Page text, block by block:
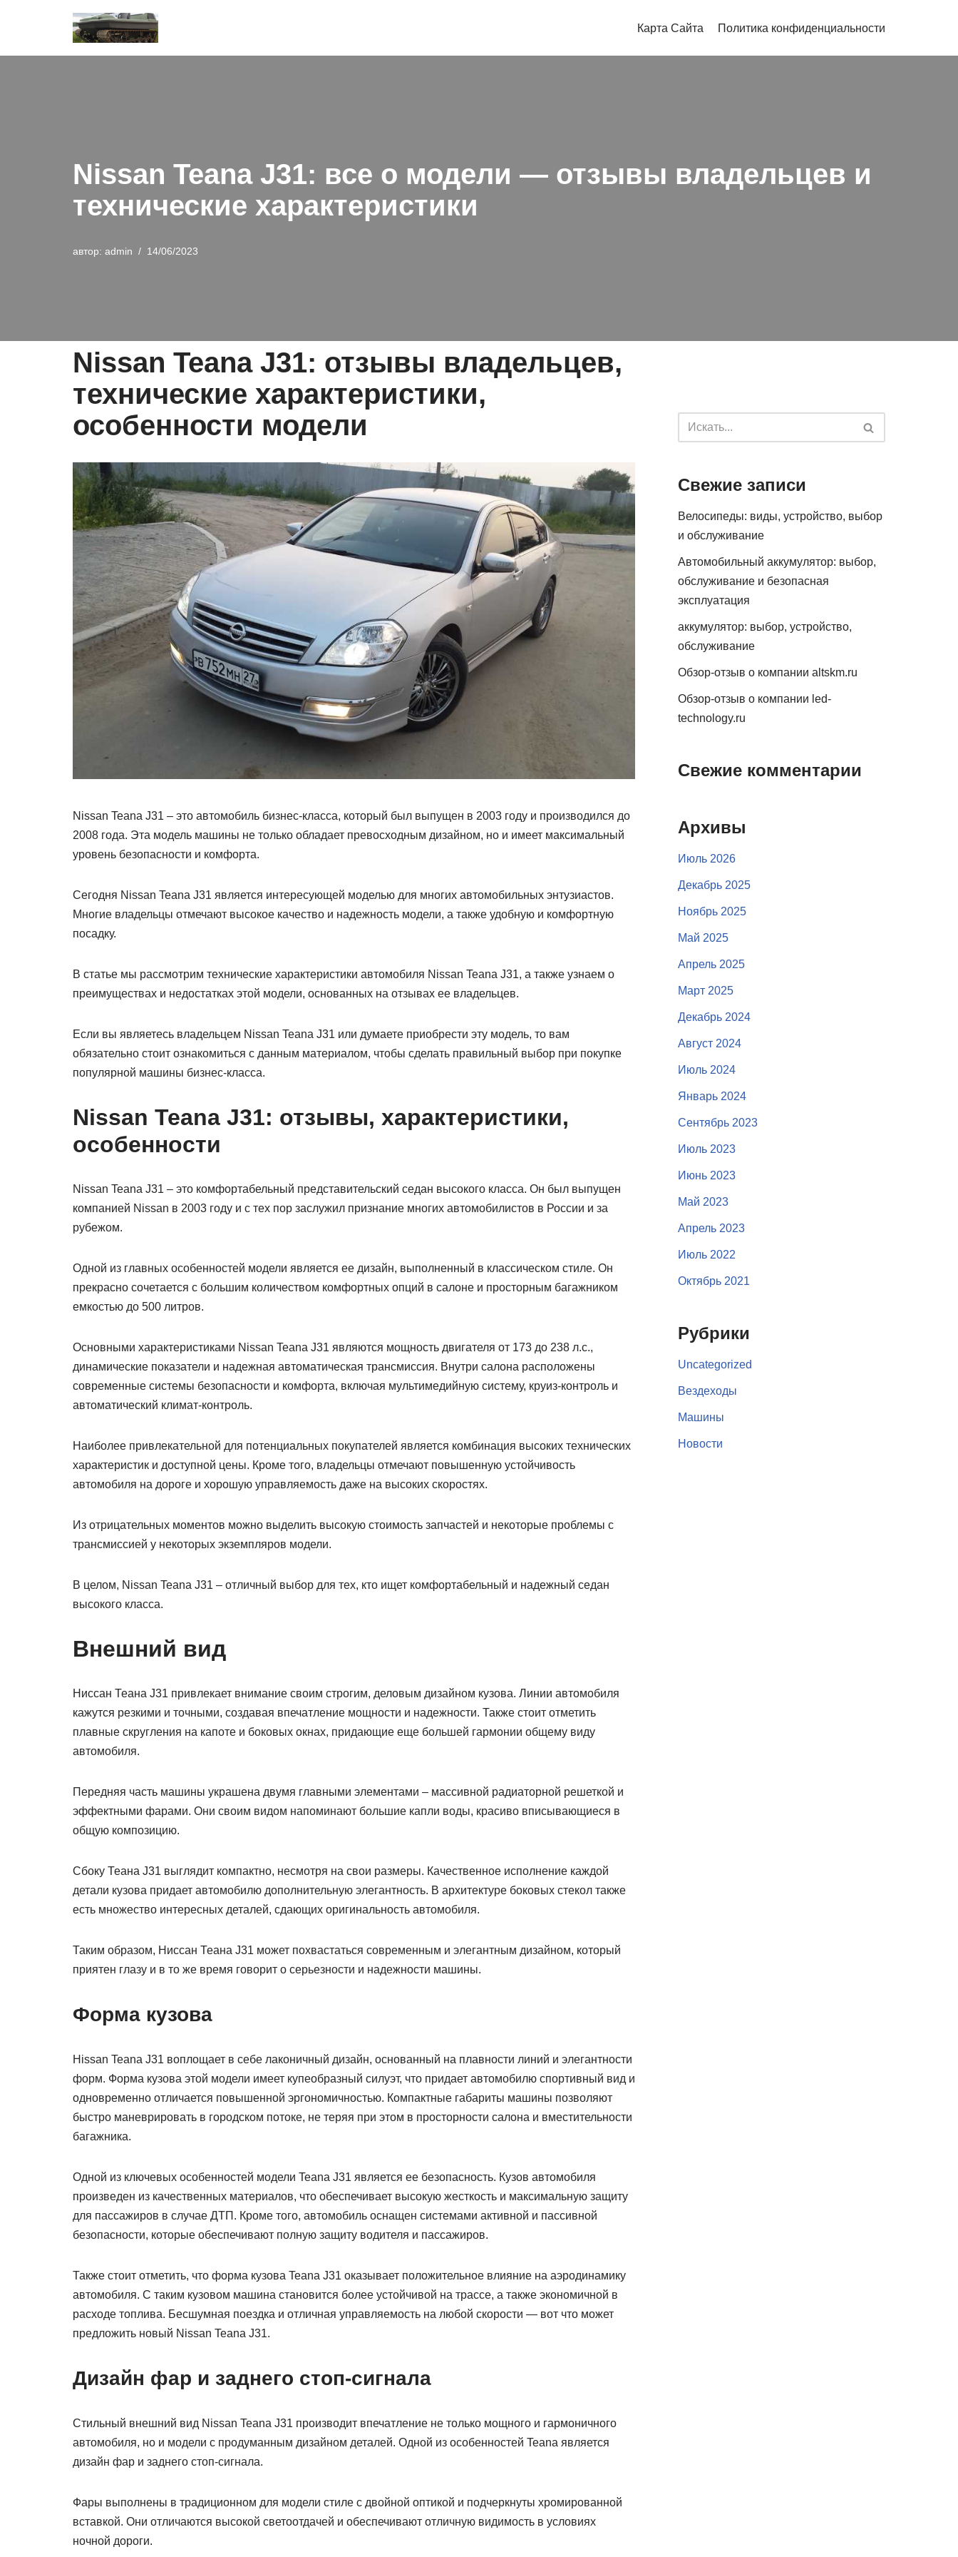
к
Карта Сайта Политика конфиденциальности
Nissan Teana J31: все о модели — отзывы владельцев и
технические характеристики
автор: admin 14/06/2023
Nissan Teana J31: отзывы владельцев,
технические характеристики,
особенности модели
Nissan Teana J31 – это автомобиль бизнес-класса, который был выпущен в 2003 году и производился до
2008 года. Эта модель машины не только обладает превосходным дизайном, но и имеет максимальный
уровень безопасности и комфорта.
Сегодня Nissan Teana J31 является интересующей моделью для многих автомобильных энтузиастов.
Многие владельцы отмечают высокое качество и надежность модели, а также удобную и комфортную
посадку.
В статье мы рассмотрим технические характеристики автомобиля Nissan Teana J31, а также узнаем о
преимуществах и недостатках этой модели, основанных на отзывах ее владельцев.
Если вы являетесь владельцем Nissan Teana J31 или думаете приобрести эту модель, то вам
обязательно стоит ознакомиться с данным материалом, чтобы сделать правильный выбор при покупке
популярной машины бизнес-класса.
Nissan Teana J31: отзывы, характеристики,
особенности
Nissan Teana J31 – это комфортабельный представительский седан высокого класса. Он был выпущен
компанией Nissan в 2003 году и с тех пор заслужил признание многих автомобилистов в России и за
рубежом.
Одной из главных особенностей модели является ее дизайн, выполненный в классическом стиле. Он
прекрасно сочетается с большим количеством комфортных опций в салоне и просторным багажником
емкостью до 500 литров.
Основными характеристиками Nissan Teana J31 являются мощность двигателя от 173 до 238 л.с.,
динамические показатели и надежная автоматическая трансмиссия. Внутри салона расположены
современные системы безопасности и комфорта, включая мультимедийную систему, круиз-контроль и
автоматический климат-контроль.
Наиболее привлекательной для потенциальных покупателей является комбинация высоких технических
характеристик и доступной цены. Кроме того, владельцы отмечают повышенную устойчивость
автомобиля на дороге и хорошую управляемость даже на высоких скоростях.
Из отрицательных моментов можно выделить высокую стоимость запчастей и некоторые проблемы с
трансмиссией у некоторых экземпляров модели.
В целом, Nissan Teana J31 – отличный выбор для тех, кто ищет комфортабельный и надежный седан
высокого класса.
Внешний вид
Ниссан Теана J31 привлекает внимание своим строгим, деловым дизайном кузова. Линии автомобиля
кажутся резкими и точными, создавая впечатление мощности и надежности. Также стоит отметить
плавные скругления на капоте и боковых окнах, придающие еще большей гармонии общему виду
автомобиля.
Передняя часть машины украшена двумя главными элементами – массивной радиаторной решеткой и
эффектными фарами. Они своим видом напоминают большие капли воды, красиво вписывающиеся в
общую композицию.
Сбоку Теана J31 выглядит компактно, несмотря на свои размеры. Качественное исполнение каждой
детали кузова придает автомобилю дополнительную элегантность. В архитектуре боковых стекол также
есть множество интересных деталей, сдающих оригинальность автомобиля.
Таким образом, Ниссан Теана J31 может похвастаться современным и элегантным дизайном, который
приятен глазу и в то же время говорит о серьезности и надежности машины.
Форма кузова
Нissan Teana J31 воплощает в себе лаконичный дизайн, основанный на плавности линий и элегантности
форм. Форма кузова этой модели имеет купеобразный силуэт, что придает автомобилю спортивный вид и
одновременно отличается повышенной эргономичностью. Компактные габариты машины позволяют
быстро маневрировать в городском потоке, не теряя при этом в просторности салона и вместительности
багажника.
Одной из ключевых особенностей модели Teana J31 является ее безопасность. Кузов автомобиля
произведен из качественных материалов, что обеспечивает высокую жесткость и максимальную защиту
для пассажиров в случае ДТП. Кроме того, автомобиль оснащен системами активной и пассивной
безопасности, которые обеспечивают полную защиту водителя и пассажиров.
Также стоит отметить, что форма кузова Teana J31 оказывает положительное влияние на аэродинамику
автомобиля. С таким кузовом машина становится более устойчивой на трассе, а также экономичной в
расходе топлива. Бесшумная поездка и отличная управляемость на любой скорости — вот что может
предложить новый Nissan Teana J31.
Дизайн фар и заднего стоп-сигнала
Стильный внешний вид Nissan Teana J31 производит впечатление не только мощного и гармоничного
автомобиля, но и модели с продуманным дизайном деталей. Одной из особенностей Teana является
дизайн фар и заднего стоп-сигнала.
Фары выполнены в традиционном для модели стиле с двойной оптикой и подчеркнуты хромированной
вставкой. Они отличаются высокой светоотдачей и обеспечивают отличную видимость в условиях
ночной дороги.
Свежие записи
Велосипеды: виды, устройство, выбор
и обслуживание
Автомобильный аккумулятор: выбор,
обслуживание и безопасная
эксплуатация
аккумулятор: выбор, устройство,
обслуживание
Обзор-отзыв о компании altskm.ru
Обзор-отзыв о компании led-
technology.ru
Свежие комментарии
Архивы
Июль 2026
Декабрь 2025
Ноябрь 2025
Май 2025
Апрель 2025
Март 2025
Декабрь 2024
Август 2024
Июль 2024
Январь 2024
Сентябрь 2023
Июль 2023
Июнь 2023
Май 2023
Апрель 2023
Июль 2022
Октябрь 2021
Рубрики
Uncategorized
Вездеходы
Машины
Новости